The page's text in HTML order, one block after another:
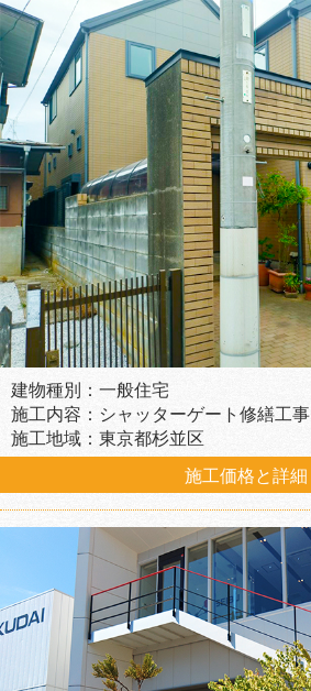
建物種別：一般住宅
施工内容：シャッターゲート修繕工事
施工地域：東京都杉並区
施工価格と詳細